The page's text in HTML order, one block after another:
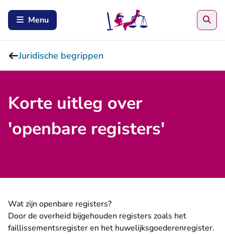
Menu
Juridische begrippen
Korte uitleg over
'openbare registers'
Wat zijn openbare registers?
Door de overheid bijgehouden registers zoals het
faillissementsregister en het huwelijksgoederenregister.